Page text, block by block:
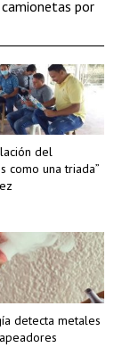
del
como una triada”
detecta metales
por